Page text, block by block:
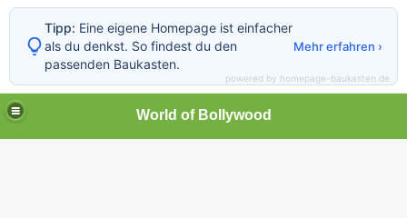
World of Bollywood
Tipp: Eine eigene Homepage ist einfacher
als du denkst. So findest du den
passenden Baukasten.
Mehr erfahren ›
powered by homepage-baukasten.de